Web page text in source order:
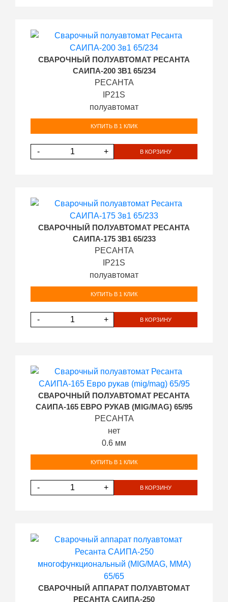
СВАРОЧНЫЙ ПОЛУАВТОМАТ РЕСАНТА
САИПА-200 3В1 65/234
РЕСАНТА
IP21S
полуавтомат
КУПИТЬ В 1 КЛИК
- + В КОРЗИНУ
СВАРОЧНЫЙ ПОЛУАВТОМАТ РЕСАНТА
САИПА-175 3В1 65/233
РЕСАНТА
IP21S
полуавтомат
КУПИТЬ В 1 КЛИК
- + В КОРЗИНУ
СВАРОЧНЫЙ ПОЛУАВТОМАТ РЕСАНТА
САИПА-165 ЕВРО РУКАВ (MIG/MAG) 65/95
РЕСАНТА
нет
0.6 мм
КУПИТЬ В 1 КЛИК
- + В КОРЗИНУ
СВАРОЧНЫЙ АППАРАТ ПОЛУАВТОМАТ
РЕСАНТА САИПА-250